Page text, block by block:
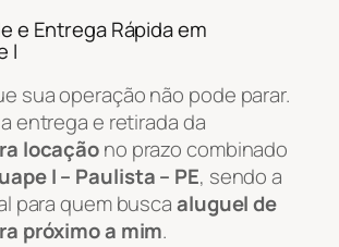
e Entrega Rápida em
I
sua operação não pode parar.
entrega e retirada da
locaçãono prazo combinado
I – Paulista – PE, sendo a
para quem buscaaluguel de
próximo a mim.